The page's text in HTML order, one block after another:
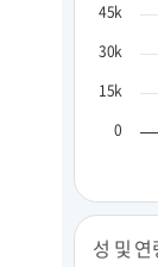
0
15k
30k
45k
성 및